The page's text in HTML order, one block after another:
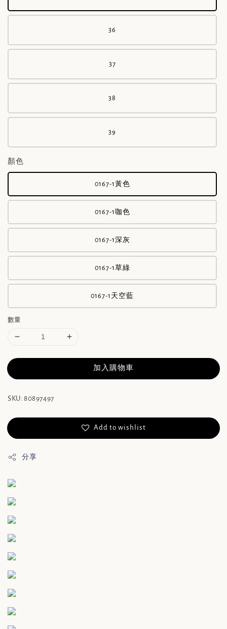
36
37
38
39
顏色
0167-1黃色
0167-1咖色
0167-1深灰
0167-1草綠
0167-1天空藍
數量
加入購物車
SKU: 80897497
Add to wishlist
分享